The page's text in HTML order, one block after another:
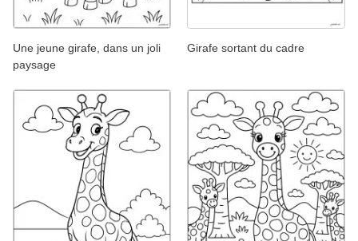
Une jeune girafe, dans un joli
paysage
Girafe sortant du cadre